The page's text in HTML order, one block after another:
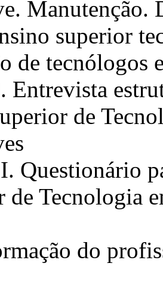
Manutenção.
superior
de tecnólogos
Entrevista
de
Questionário
de Tecnologia
do